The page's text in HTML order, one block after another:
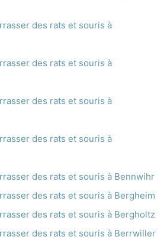
des rats et souris à
des rats et souris à
des rats et souris à
des rats et souris à
des rats et souris à Bennwihr
des rats et souris à Bergheim
des rats et souris à Bergholtz
des rats et souris à Berrwiller